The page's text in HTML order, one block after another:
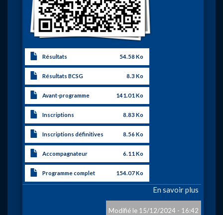
Résultats 54.58 Ko
Résultats BCSG 8.3 Ko
Avant-programme 141.01 Ko
Inscriptions 8.83 Ko
Inscriptions définitives 8.56 Ko
Accompagnateur 6.11 Ko
Programme complet 154.07 Ko
En savoir plus
15/12/2024 - 16:42